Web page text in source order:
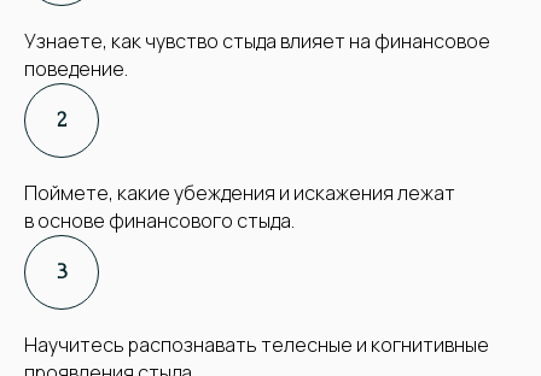
Узнаете, как чувство стыда влияет на финансовое
поведение.
Поймете, какие убеждения и искажения лежат
в основе финансового стыда.
Научитесь распознавать телесные и когнитивные